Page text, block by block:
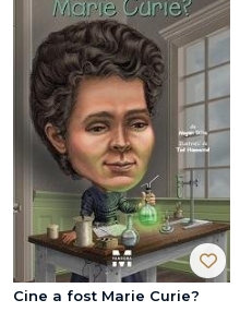
Cine a fost Marie Curie?